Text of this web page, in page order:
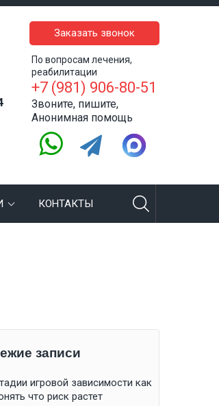
Заказать звонок
По вопросам лечения,
реабилитации
+7 (981) 906-80-51
Звоните, пишите,
Анонимная помощь
КОНТАКТЫ
записи
игровой зависимости как
что риск растет